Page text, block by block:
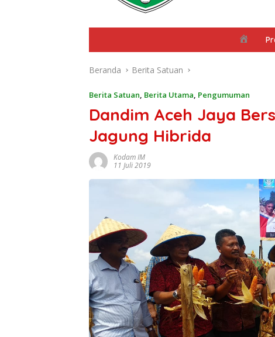
e
d
Beranda Berita Satuan
Berita Satuan, Berita Utama, Pengumuman
Dandim Aceh Jaya
Jagung Hibrida
Kodam IM
11 Juli 2019